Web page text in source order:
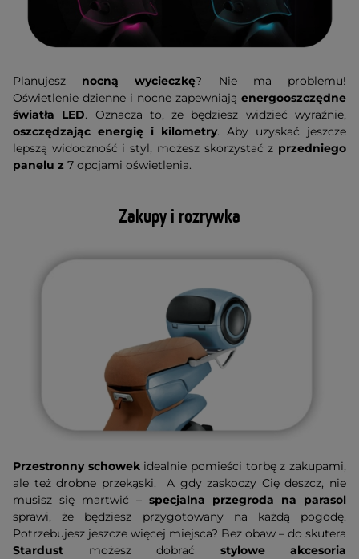
Planujesz nocną wycieczkę? Nie ma problemu!
Oświetlenie dzienne i nocne zapewniają energooszczędne
światła LED. Oznacza to, że będziesz widzieć wyraźnie,
oszczędzając energię i kilometry. Aby uzyskać jeszcze
lepszą widoczność i styl, możesz skorzystać z przedniego
panelu z 7 opcjami oświetlenia.
Zakupy i rozrywka
Przestronny schowekidealnie pomieści torbę z zakupami,
ale też drobne przekąski. A gdy zaskoczy Cię deszcz, nie
musisz się martwić – specjalna przegroda na parasol
sprawi, że będziesz przygotowany na każdą pogodę.
Potrzebujesz jeszcze więcej miejsca? Bez obaw – do skutera
Stardust możesz dobrać stylowe akcesoria